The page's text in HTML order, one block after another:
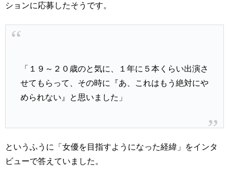
ションに応募したそうです。
「１９～２０歳のと気に、１年に５本くらい出演さ
せてもらって、その時に『あ、これはもう絶対にや
められない』と思いました」
というふうに「女優を目指すようになった経緯」をインタ
ビューで答えていました。